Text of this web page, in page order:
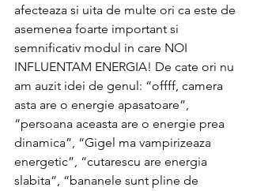
afecteaza si uita de multe ori ca este de
asemenea foarte important si
semnificativ modul in care NOI
INFLUENTAM ENERGIA! De cate ori nu
am auzit idei de genul: “offff, camera
asta are o energie apasatoare”,
“persoana aceasta are o energie prea
dinamica”, “Gigel ma vampirizeaza
energetic”, “cutarescu are energia
slabita”, “bananele sunt pline de